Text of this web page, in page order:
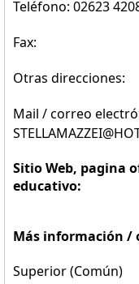
Teléfono: 02623
Fax:
Otras direcciones:
Mail / correo
Sitio Web, pagina
educativo:
Más información /
Superior (Común)